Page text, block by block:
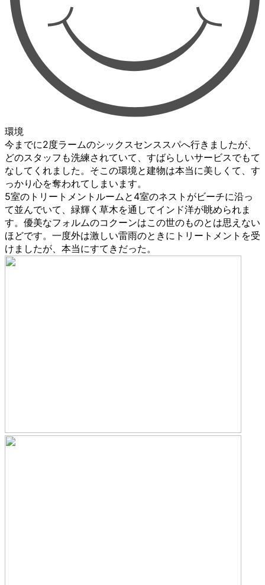
環境
今までに2度ラームのシックスセンススパへ行きましたが、
どのスタッフも洗練されていて、すばらしいサービスでもて
なしてくれました。そこの環境と建物は本当に美しくて、す
っかり心を奪われてしまいます。
5室のトリートメントルームと4室のネストがビーチに沿っ
て並んでいて、緑輝く草木を通してインド洋が眺められま
す。優美なフォルムのコクーンはこの世のものとは思えない
ほどです。一度外は激しい雷雨のときにトリートメントを受
けましたが、本当にすてきだった。